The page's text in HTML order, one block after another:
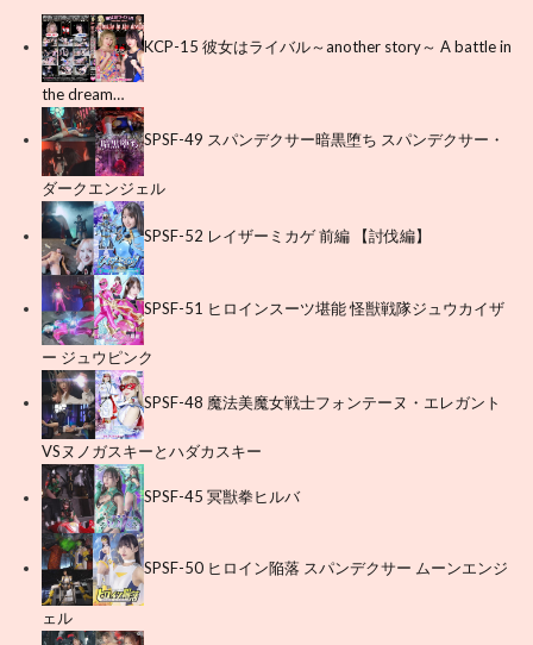
KCP-15 彼女はライバル～another story～ A battle in
the dream…
SPSF-49 スパンデクサー暗黒堕ち スパンデクサー・
ダークエンジェル
SPSF-52 レイザーミカゲ 前編 【討伐編】
SPSF-51 ヒロインスーツ堪能 怪獣戦隊ジュウカイザ
ー ジュウピンク
SPSF-48 魔法美魔女戦士フォンテーヌ・エレガント
VSヌノガスキーとハダカスキー
SPSF-45 冥獣拳ヒルバ
SPSF-50 ヒロイン陥落 スパンデクサー ムーンエンジ
ェル